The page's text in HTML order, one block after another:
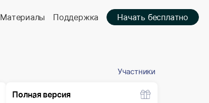
Материалы Поддержка Начать бесплатно
Участники
Полная версия